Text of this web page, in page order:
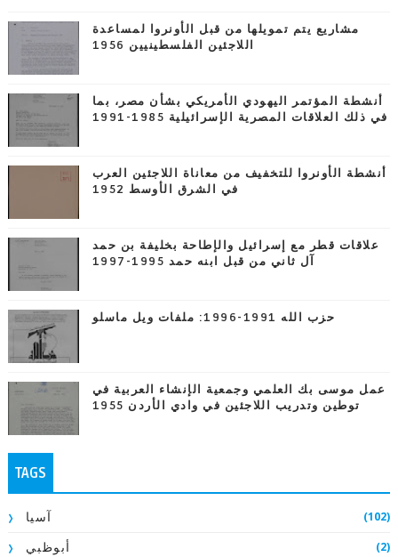
مشاريع يتم تمويلها من قبل الأونروا لمساعدة
اللاجئين الفلسطينيين 1956
أنشطة المؤتمر اليهودي الأمريكي بشأن مصر، بما
في ذلك العلاقات المصرية الإسرائيلية 1985-1991
أنشطة الأونروا للتخفيف من معاناة اللاجئين العرب
في الشرق الأوسط 1952
علاقات قطر مع إسرائيل والإطاحة بخليفة بن حمد
آل ثاني من قبل ابنه حمد 1995-1997
حزب الله 1991-1996: ملفات ويل ماسلو
عمل موسى بك العلمي وجمعية الإنشاء العربية في
توطين وتدريب اللاجئين في وادي الأردن 1955
TAGS
آسيا (102)
أبوظبي (2)